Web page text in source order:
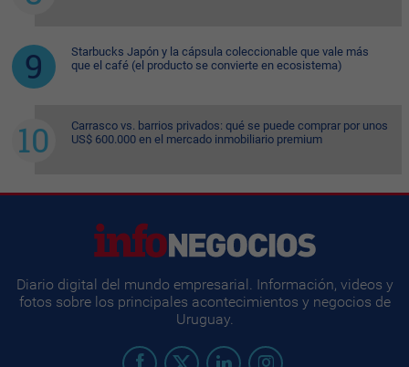
Starbucks Japón y la cápsula coleccionable que vale más
que el café (el producto se convierte en ecosistema)
Carrasco vs. barrios privados: qué se puede comprar por unos
US$ 600.000 en el mercado inmobiliario premium
Diario digital del mundo empresarial. Información, videos y
fotos sobre los principales acontecimientos y negocios de
Uruguay.